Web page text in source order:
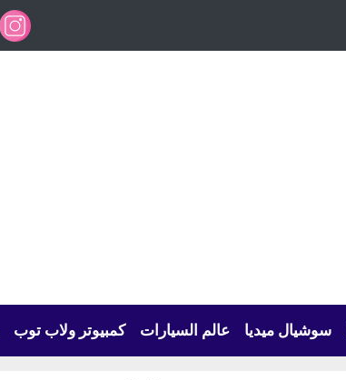
سوشيال ميديا عالم السيارات كمبيوتر ولاب توب